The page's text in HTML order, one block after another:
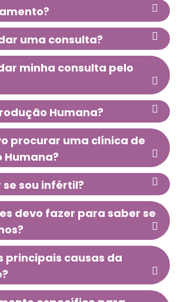
uma consulta?
minha consulta pelo
Humana?
procurar uma clínica de
Humana?
sou infértil?
devo fazer para saber se
principais causas da